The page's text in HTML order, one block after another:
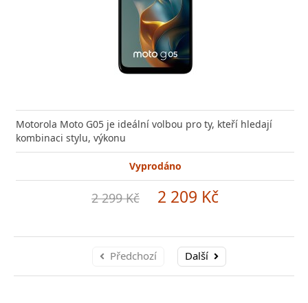
Motorola Moto G05 je ideální volbou pro ty, kteří hledají
kombinaci stylu, výkonu
Vyprodáno
2 299 Kč 2 209 Kč
Předchozí Další